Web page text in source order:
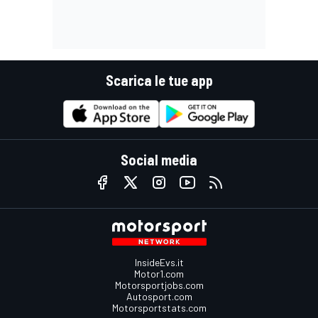
Scarica le tue app
Social media
InsideEvs.it
Motor1.com
Motorsportjobs.com
Autosport.com
Motorsportstats.com